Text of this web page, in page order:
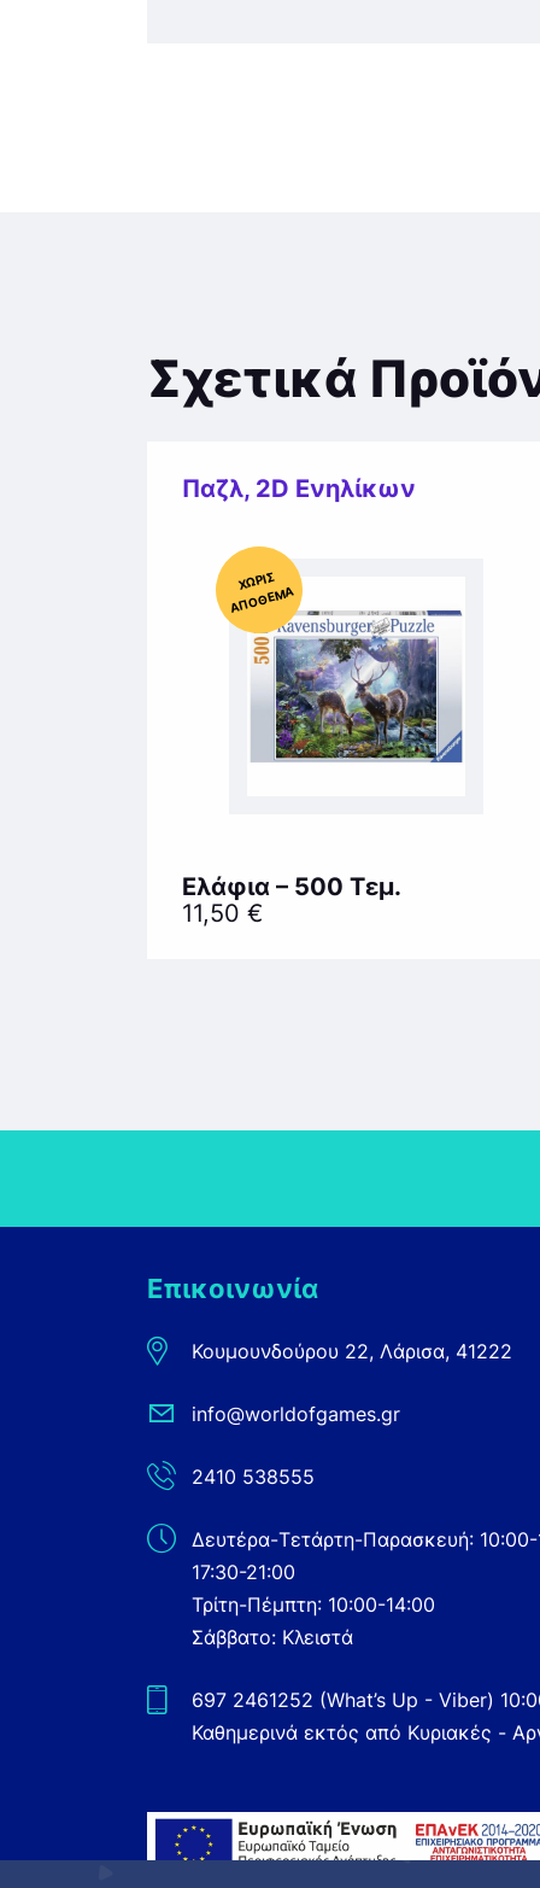
Σχετικά
Παζλ, 2D Ενηλίκων
Χ
ΩΡΊΣ
Α
Π
Ό
ΘΕ
ΜΑ
Ελάφια – 500 Τεμ.
11,50 €
Επικοινωνία
Κουμουνδούρου 22, Λάρισα, 41222
info@worldofgames.gr
2410 538555
Δευτέρα-Τετάρτη-Παρασκευή:
17:30-21:00
Τρίτη-Πέμπτη: 10:00-14:00
Σάββατο: Κλειστά
697 2461252 (What’s Up - Viber)
Καθημερινά εκτός από Κυριακές -